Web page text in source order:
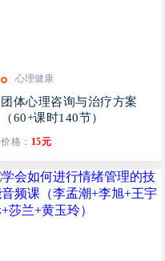
心理健康
团体心理咨询与治疗方案
（60+课时140节）
价格： 15元